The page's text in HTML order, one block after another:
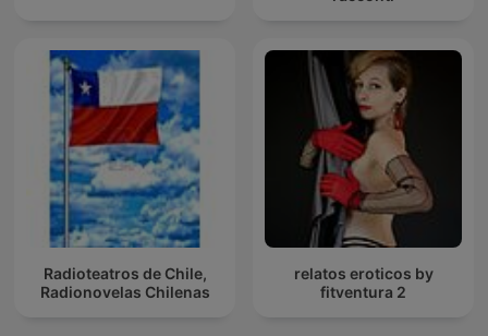
Radioteatros de Chile,
Radionovelas Chilenas
relatos eroticos by
fitventura 2